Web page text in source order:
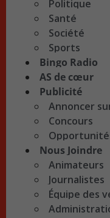
Politique
Santé
Société
Sports
Bingo Radio
AS de cœur
Publicité
Annoncer
Concours
Nous Joindre
Animateurs
Journalistes
Équipe des